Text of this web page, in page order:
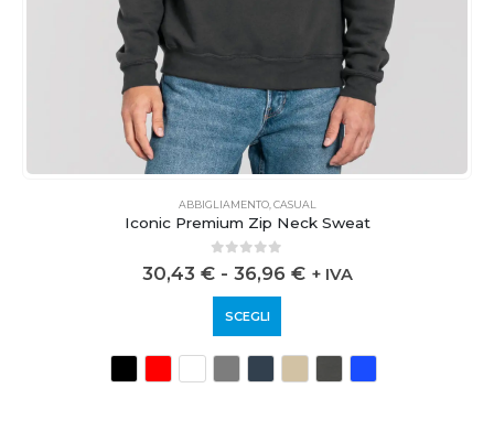
ABBIGLIAMENTO, CASUAL
Iconic Premium Zip Neck Sweat
0 out of 5
30,43 € - 36,96 € + IVA
SCEGLI